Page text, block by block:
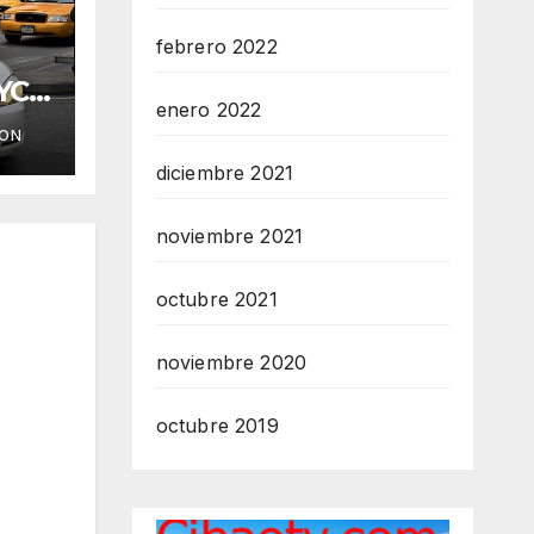
febrero 2022
enero 2022
diciembre 2021
noviembre 2021
octubre 2021
noviembre 2020
octubre 2019